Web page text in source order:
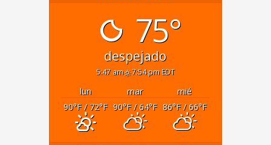
75°
despejado
5:47 am 7:54 pm EDT
lun mar
mié
90°F/ 72°F 90°F/ 64°F 86°F/ 66°F